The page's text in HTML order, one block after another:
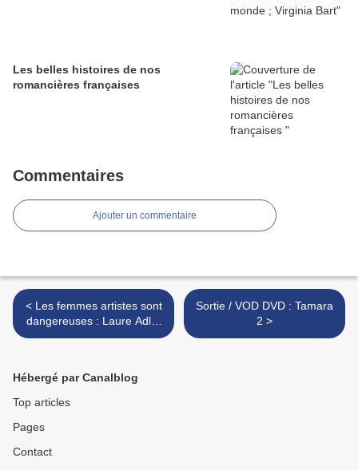
Les belles histoires de nos
romancières françaises
Commentaires
Ajouter un commentaire
< Les femmes artistes sont
dangereuses : Laure Adler
livre un passionnant
Sortie / VOD DVD : Tamara
2 >
Hébergé par Canalblog
Top articles
Pages
Contact